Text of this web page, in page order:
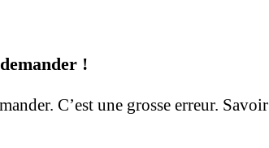
!
C’est une grosse erreur. Savoir